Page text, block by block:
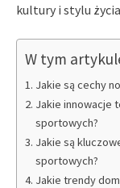
kultury i stylu
W tym
Jakie są cechy
Jakie innowacje
sportowych?
Jakie są
sportowych?
Jakie trendy